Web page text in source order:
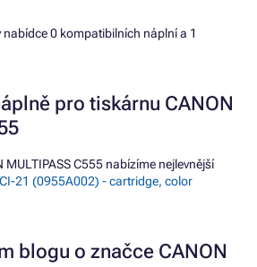
0 kompatibilních náplní a 1
pro tiskárnu CANON
C555 nabízíme nejlevnější
21 (0955A002) - cartridge, color
blogu o značce CANON